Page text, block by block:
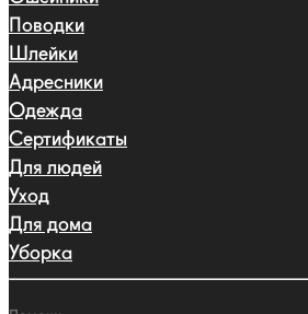
Поводки
Шлейки
Адресники
Одежда
Сертификаты
Для людей
Уход
Для дома
Уборка